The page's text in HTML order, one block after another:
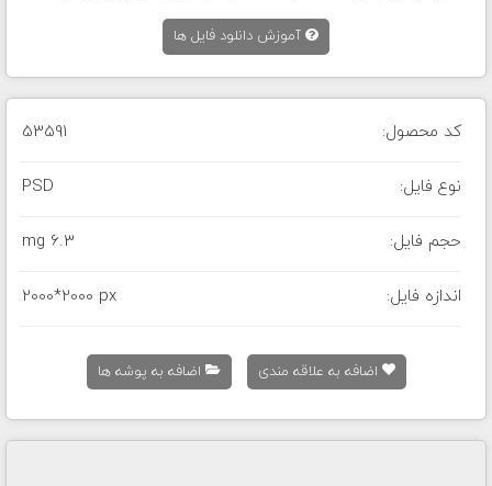
آموزش دانلود فایل ها
کد محصول: 53591
نوع فایل: PSD
حجم فایل: 6.3 mg
اندازه فایل: 2000*2000 px
اضافه به علاقه مندی اضافه به پوشه ها